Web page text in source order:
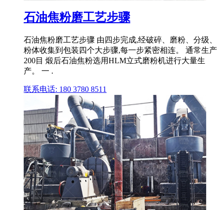
石油焦粉磨工艺步骤
石油焦粉磨工艺步骤 由四步完成,经破碎、磨粉、分级、
粉体收集到包装四个大步骤,每一步紧密相连。 通常生产
200目 煅后石油焦粉选用HLM立式磨粉机进行大量生
产。 一 .
联系电话: 180 3780 8511